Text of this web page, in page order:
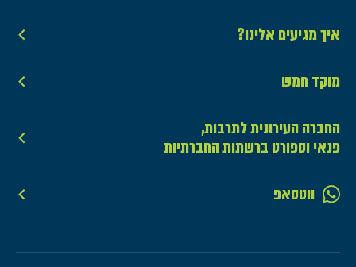
איך מגיעים אלינו?
מוקד חמש
החברה העירונית לתרבות,
פנאי וספורט ברשתות החברתיות
ווטסאפ